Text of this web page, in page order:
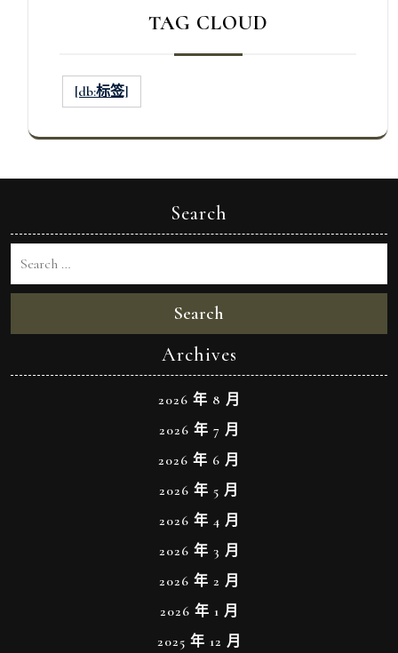
TAG CLOUD
[db:标签]
Search
Search
Archives
2026 年 8 月
2026 年 7 月
2026 年 6 月
2026 年 5 月
2026 年 4 月
2026 年 3 月
2026 年 2 月
2026 年 1 月
2025 年 12 月